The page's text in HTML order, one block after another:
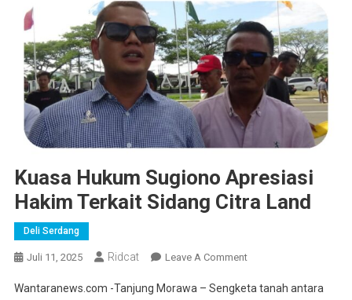
Kuasa Hukum Sugiono Apresiasi
Hakim Terkait Sidang Citra Land
Deli Serdang
Juli 11, 2025 Ridcat Leave A CommentOn
Hukum
Wantaranews.com -Tanjung Morawa – Sengketa tanah antara